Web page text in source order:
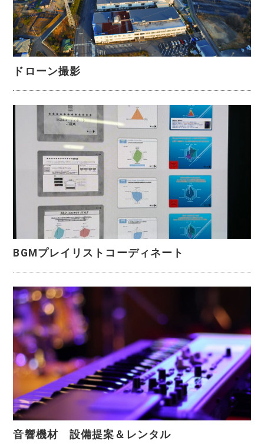
ドローン撮影
BGMプレイリストコーディネート
音響機材 設備提案＆レンタル